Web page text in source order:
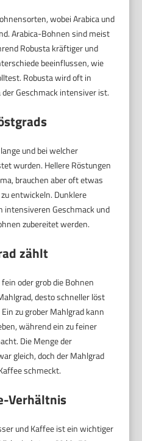
wobei Arabica und
Arabica-Bohnen sind meist
Robusta kräftiger und
beeinflussen, wie
Robusta wird oft in
Geschmack intensiver ist.
und bei welcher
wurden. Hellere Röstungen
brauchen aber oft etwas
entwickeln. Dunklere
intensiveren Geschmack und
zubereitet werden.
zählt
oder grob die Bohnen
desto schneller löst
zu grober Mahlgrad kann
während ein zu feiner
Die Menge der
gleich, doch der Mahlgrad
schmeckt.
Verhältnis
und Kaffee ist ein wichtiger